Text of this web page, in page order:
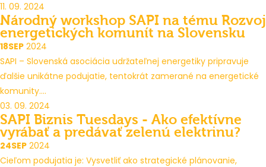
11. 09. 2024
Národný workshop SAPI na tému Rozvoj
energetických komunít na Slovensku
18SEP 2024
SAPI – Slovenská asociácia udržateľnej energetiky pripravuje
ďalšie unikátne podujatie, tentokrát zamerané na energetické
komunity....
03. 09. 2024
SAPI Biznis Tuesdays - Ako efektívne
vyrábať a predávať zelenú elektrinu?
24SEP 2024
Cieľom podujatia je: Vysvetliť ako strategické plánovanie,